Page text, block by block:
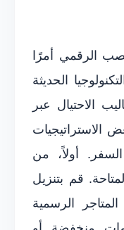
الرقمي أمرًا
الحديثة
الاحتيال عبر
الاستراتيجيات
أولاً، من
قم بتنزيل
الرسمية